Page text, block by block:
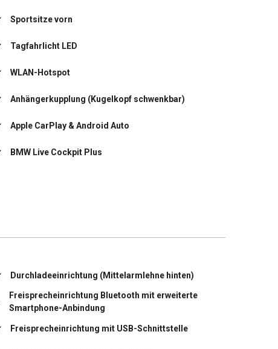
Sportsitze vorn
Tagfahrlicht LED
WLAN-Hotspot
Anhängerkupplung (Kugelkopf schwenkbar)
Apple CarPlay & Android Auto
BMW Live Cockpit Plus
Panoramadach (Glas)
Durchladeeinrichtung (Mittelarmlehne hinten)
Freisprecheinrichtung Bluetooth mit erweiterte
Smartphone-Anbindung
Freisprecheinrichtung mit USB-Schnittstelle